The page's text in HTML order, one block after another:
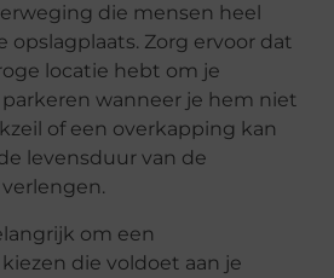
die mensen heel
opslagplaats. Zorg ervoor dat
locatie hebt om je
wanneer je hem niet
of een overkapping kan
levensduur van de
om een
die voldoet aan je